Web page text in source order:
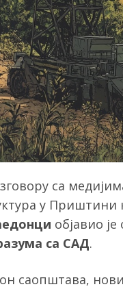
са
у Приштини
објавио
са САД.
саопштава,